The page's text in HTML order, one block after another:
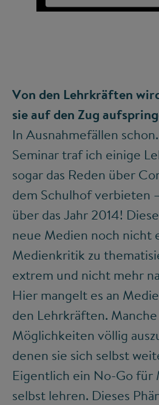
Powered by
Usercentrics Consent
Platform
Von den Lehrkräften
sie auf den Zug
In Ausnahmefällen
Seminar traf ich einige
sogar das Reden über
dem Schulhof verbieten
über das Jahr 2014!
neue Medien noch nicht
Medienkritik zu
extrem und nicht mehr
Hier mangelt es an
den Lehrkräften.
Möglichkeiten völlig
denen sie sich selbst
Eigentlich ein No-Go für
selbst lehren. Dieses